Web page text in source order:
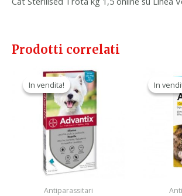
Prodotti correlati
In vendita!
In vendita!
Antiparassitari
Il
prezzo
originale
era:
44,20 €.
Il
prezzo
attuale
è:
25,90 €.
In
In